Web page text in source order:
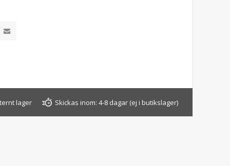
lager Skickas inom: 4-8 dagar (ej i butikslager)